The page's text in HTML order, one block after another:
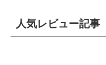
人気レビュー記事